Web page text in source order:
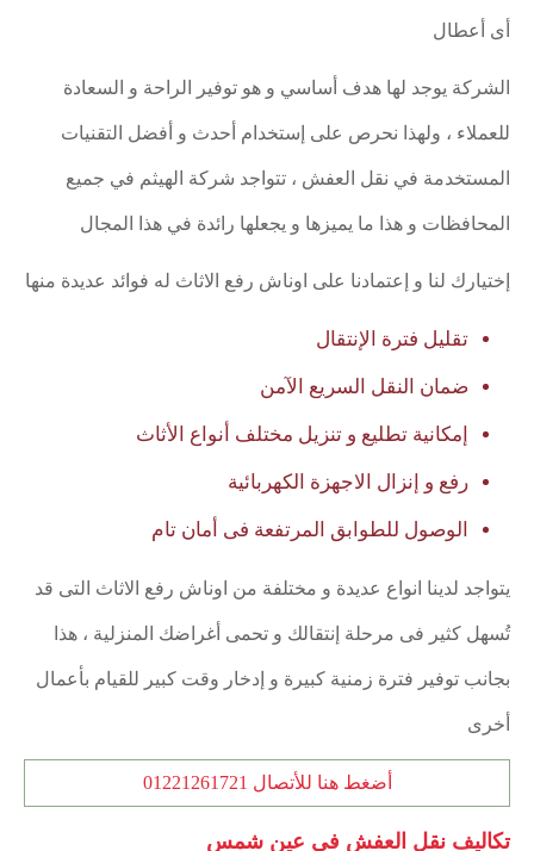
أى أعطال
الشركة يوجد لها هدف أساسي و هو توفير الراحة و السعادة
للعملاء ، ولهذا نحرص على إستخدام أحدث و أفضل التقنيات
المستخدمة في نقل العفش ، تتواجد شركة الهيثم في جميع
المحافظات و هذا ما يميزها و يجعلها رائدة في هذا المجال
إختيارك لنا و إعتمادنا على اوناش رفع الاثاث له فوائد عديدة منها
تقليل فترة الإنتقال
ضمان النقل السريع الآمن
إمكانية تطليع و تنزيل مختلف أنواع الأثاث
رفع و إنزال الاجهزة الكهربائية
الوصول للطوابق المرتفعة فى أمان تام
يتواجد لدينا انواع عديدة و مختلفة من اوناش رفع الاثاث التى قد
تُسهل كثير فى مرحلة إنتقالك و تحمى أغراضك المنزلية ، هذا
بجانب توفير فترة زمنية كبيرة و إدخار وقت كبير للقيام بأعمال
أخرى
أضغط هنا للأتصال 01221261721
تكاليف نقل العفش فى عين شمس